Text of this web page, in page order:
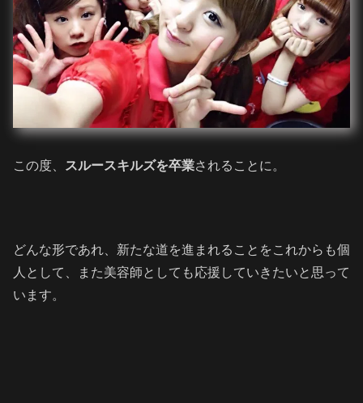
この度、 スルースキルズを卒業されることに。
どんな形であれ、新たな道を進まれることをこれからも個
人として、また美容師としても応援していきたいと思って
います。